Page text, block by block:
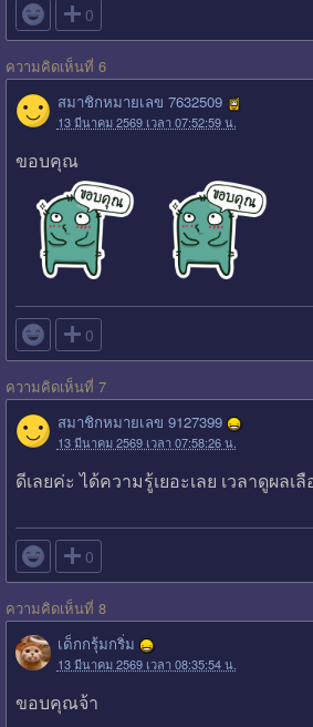
 0
ความคิดเห็นที่ 6
สมาชิกหมายเลข 7632509
13 มีนาคม 2569 เวลา 07:52:59 น.
ขอบคุณ
 0
ความคิดเห็นที่ 7
สมาชิกหมายเลข 9127399
13 มีนาคม 2569 เวลา 07:58:26 น.
ดีเลยค่ะ ได้ความรู้เยอะเลย เวลาดูผลเ
 0
ความคิดเห็นที่ 8
เด็กกรุ้มกริ่ม
13 มีนาคม 2569 เวลา 08:35:54 น.
ขอบคุณจ้า